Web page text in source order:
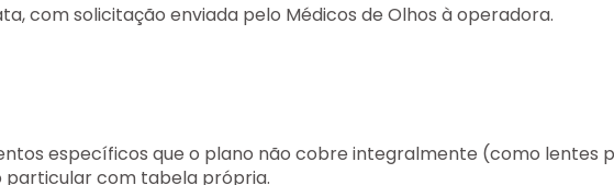
com solicitação enviada pelo Médicos de Olhos à operadora.
específicos que o plano não cobre integralmente (como lentes
com tabela própria.